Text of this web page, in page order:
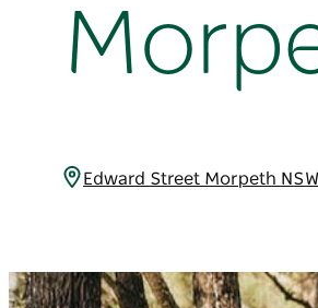
Edward Street Morpeth